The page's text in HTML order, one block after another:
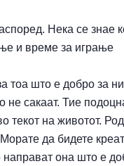
Нека се знае
и време за играње
тоа што е добро за
не сакаат. Тие
текот на животот.
да бидете
направат она што е